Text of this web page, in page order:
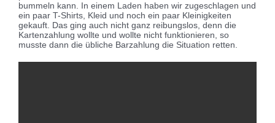
bummeln kann. In einem Laden haben wir zugeschlagen und
ein paar T-Shirts, Kleid und noch ein paar Kleinigkeiten
gekauft. Das ging auch nicht ganz reibungslos, denn die
Kartenzahlung wollte und wollte nicht funktionieren, so
musste dann die übliche Barzahlung die Situation retten.